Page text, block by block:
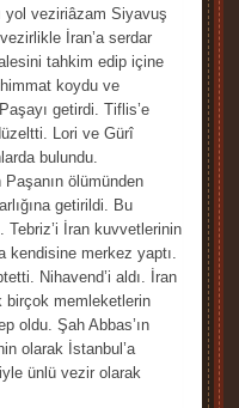
yol veziriâzam Siyavuş
İran’a serdar
tahkim edip içine
koydu ve
getirdi. Tiflis’e
Lori ve Gürî
bulundu.
ölümünden
getirildi. Bu
İran kuvvetlerinin
kendisine merkez yaptı.
Nihavend’i aldı. İran
birçok memleketlerin
oldu. Şah Abbas’ın
olarak İstanbul’a
ünlü vezir olarak